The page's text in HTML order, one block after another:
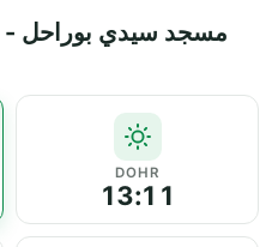
DOHR
13:11